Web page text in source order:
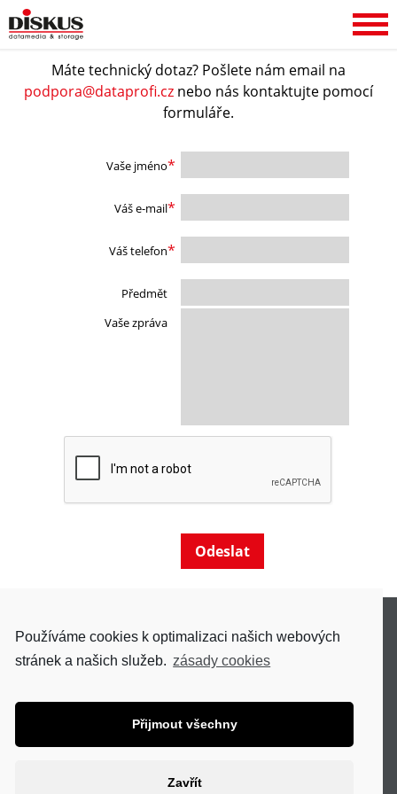
TECHNICKÁ PODPORA
Máte technický dotaz? Pošlete nám email na
podpora@dataprofi.cz nebo nás kontaktujte pomocí
formuláře.
Vaše jméno*
Váš e-mail*
Váš telefon*
Předmět
Vaše zpráva
O NÁS
AKTUALITY
DISKUS, spol. s r.o.
Používáme cookies k optimalizaci našich webových
stránek a našich služeb. zásady cookies
Přijmout všechny
Zavřít